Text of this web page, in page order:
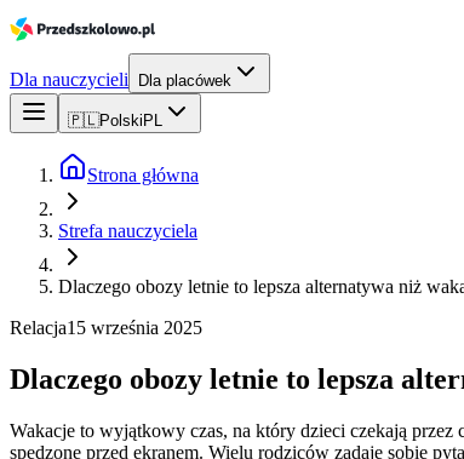
Dla nauczycieli Dla placówek
🇵🇱Polski PL
Strona główna
Strefa nauczyciela
Dlaczego obozy letnie to lepsza alternatywa niż
Relacja15 września 2025
Dlaczego obozy letnie to lepsza
Wakacje to wyjątkowy czas, na który dzieci czekają
spędzone przed ekranem. Wielu rodziców zadaje sobie